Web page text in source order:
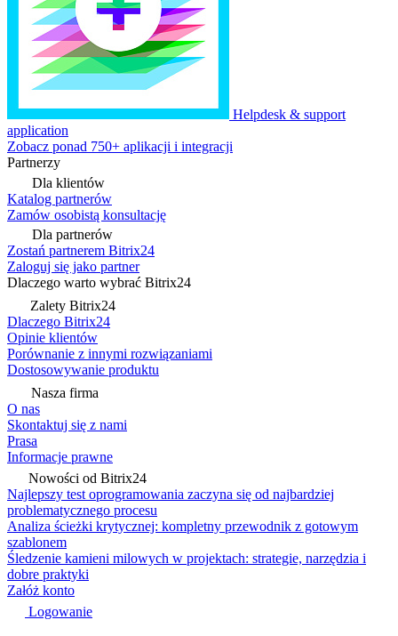
Helpdesk & support
application
Zobacz ponad 750+ aplikacji i integracji
Partnerzy
Dla klientów
Katalog partnerów
Zamów osobistą konsultację
Dla partnerów
Zostań partnerem Bitrix24
Zaloguj się jako partner
Dlaczego warto wybrać Bitrix24
Zalety Bitrix24
Dlaczego Bitrix24
Opinie klientów
Porównanie z innymi rozwiązaniami
Dostosowywanie produktu
Nasza firma
O nas
Skontaktuj się z nami
Prasa
Informacje prawne
Nowości od Bitrix24
Najlepszy test oprogramowania zaczyna się od najbardziej
problematycznego procesu
Analiza ścieżki krytycznej: kompletny przewodnik z gotowym
szablonem
Śledzenie kamieni milowych w projektach: strategie, narzędzia i
dobre praktyki
Załóż konto
Logowanie